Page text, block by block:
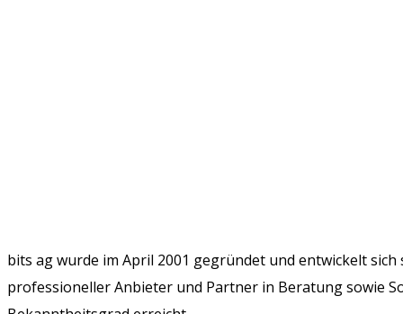
bits ag wurde im April 2001 gegründet und entwickelt
professioneller Anbieter und Partner in Beratung sowie